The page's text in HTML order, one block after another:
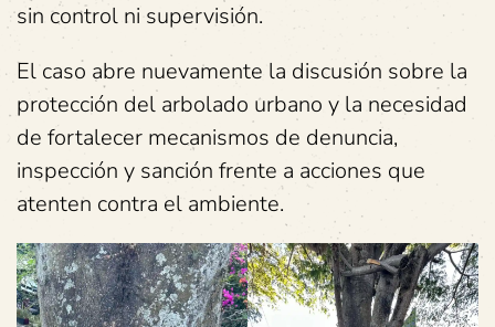
sin control ni supervisión.
El caso abre nuevamente la discusión sobre la
protección del arbolado urbano y la necesidad
de fortalecer mecanismos de denuncia,
inspección y sanción frente a acciones que
atenten contra el ambiente.